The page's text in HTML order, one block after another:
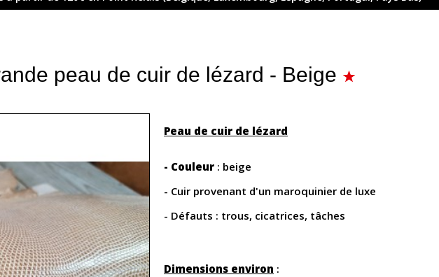
peau de cuir de lézard - Beige
Peau de cuir de lézard
- Couleur : beige
- Cuir provenant d'un maroquinier de luxe
- Défauts : trous, cicatrices, tâches
Dimensions environ :